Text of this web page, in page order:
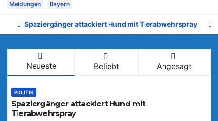
Meldungen Bayern
Spaziergänger attackiert Hund mit Tierabwehrspray
Neueste Beliebt Angesagt
POLITIK
Spaziergänger attackiert Hund mit
Tierabwehrspray